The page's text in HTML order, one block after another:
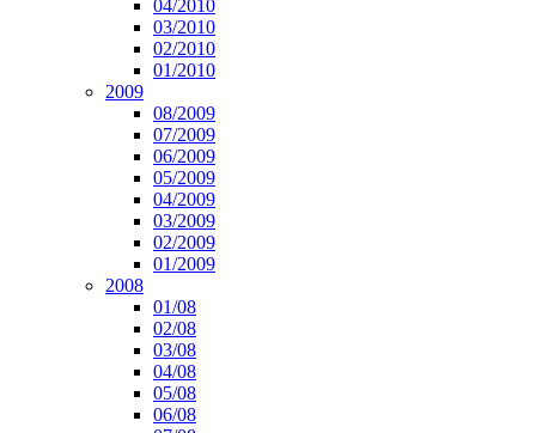
04/2010
03/2010
02/2010
01/2010
2009
08/2009
07/2009
06/2009
05/2009
04/2009
03/2009
02/2009
01/2009
2008
01/08
02/08
03/08
04/08
05/08
06/08